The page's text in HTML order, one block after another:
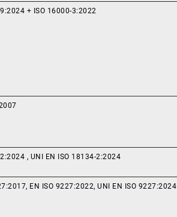
9:2024 + ISO 16000-3:2022
2:2024 , UNI EN ISO 18134-2:2024
EN ISO 9227:2022, UNI EN ISO 9227:2024